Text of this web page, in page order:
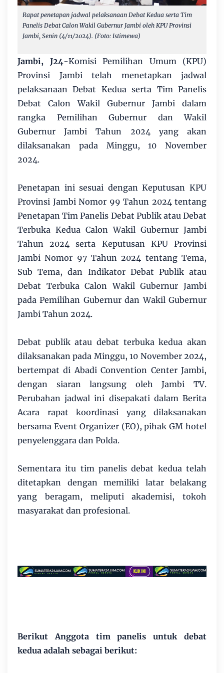
Rapat penetapan jadwal pelaksanaan Debat Kedua serta Tim
Panelis Debat Calon Wakil Gubernur Jambi oleh KPU Provinsi
Jambi, Senin (4/11/2024). (Foto: Istimewa)
Jambi, J24-Komisi Pemilihan Umum (KPU)
Provinsi Jambi telah menetapkan jadwal
pelaksanaan Debat Kedua serta Tim Panelis
Debat Calon Wakil Gubernur Jambi dalam
rangka Pemilihan Gubernur dan Wakil
Gubernur Jambi Tahun 2024 yang akan
dilaksanakan pada Minggu, 10 November
2024.
Penetapan ini sesuai dengan Keputusan KPU
Provinsi Jambi Nomor 99 Tahun 2024 tentang
Penetapan Tim Panelis Debat Publik atau Debat
Terbuka Kedua Calon Wakil Gubernur Jambi
Tahun 2024 serta Keputusan KPU Provinsi
Jambi Nomor 97 Tahun 2024 tentang Tema,
Sub Tema, dan Indikator Debat Publik atau
Debat Terbuka Calon Wakil Gubernur Jambi
pada Pemilihan Gubernur dan Wakil Gubernur
Jambi Tahun 2024.
Debat publik atau debat terbuka kedua akan
dilaksanakan pada Minggu, 10 November 2024,
bertempat di Abadi Convention Center Jambi,
dengan siaran langsung oleh Jambi TV.
Perubahan jadwal ini disepakati dalam Berita
Acara rapat koordinasi yang dilaksanakan
bersama Event Organizer (EO), pihak GM hotel
penyelenggara dan Polda.
Sementara itu tim panelis debat kedua telah
ditetapkan dengan memiliki latar belakang
yang beragam, meliputi akademisi, tokoh
masyarakat dan profesional.
Berikut Anggota tim panelis untuk debat
kedua adalah sebagai berikut: